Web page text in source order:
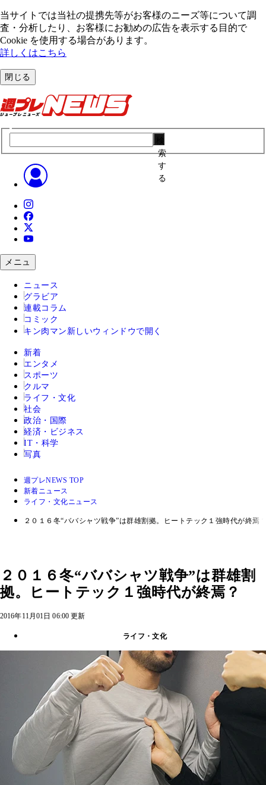
当サイトでは当社の提携先等がお客様のニーズ等について調
査・分析したり、お客様にお勧めの広告を表⽰する⽬的で
Cookie を使⽤する場合があります。
詳しくはこちら
閉じる
索
す
る
メニュ
ニュース
グラビア
連載コラム
コミック
キン肉マン 新しいウィンドウで開く
新着
エンタメ
スポーツ
クルマ
ライフ・文化
社会
政治・国際
経済・ビジネス
IT・科学
写真
週プレNEWS TOP
新着ニュース
ライフ・文化ニュース
２０１６冬“ババシャツ戦争”は群雄割拠。ヒートテック１強時代が終焉
２０１６冬“ババシャツ戦争”は群雄割
拠。ヒートテック１強時代が終焉？
2016年11月01日 06:00 更新
ライフ・文化